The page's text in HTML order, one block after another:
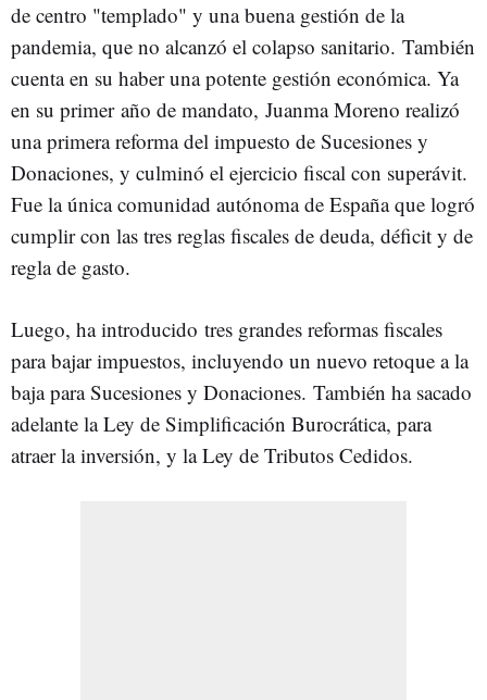
de centro "templado" y unabuena gestión de la
pandemia, que no alcanzó el colapso sanitario. También
cuenta en su haber una potente gestión económica. Ya
en su primer año de mandato, Juanma Moreno realizó
una primera reforma del impuesto de Sucesiones y
Donaciones, y culminó el ejercicio fiscal con superávit.
Fue la única comunidad autónoma de España que logró
cumplir con las tres reglas fiscales de deuda, déficit y de
regla de gasto.
Luego, ha introducido tres grandes reformas fiscales
para bajar impuestos, incluyendo un nuevo retoque a la
baja para Sucesiones y Donaciones. También ha sacado
adelante la Ley de Simplificación Burocrática, para
atraer la inversión, y la Ley de Tributos Cedidos.